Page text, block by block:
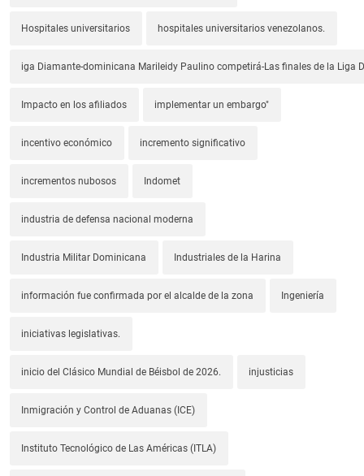
Hospitales universitarios hospitales universitarios venezolanos.
iga Diamante-dominicana Marileidy Paulino competirá-Las finales de la Liga
Impacto en los afiliados implementar un embargo"
incentivo económico incremento significativo
incrementos nubosos Indomet
industria de defensa nacional moderna
Industria Militar Dominicana Industriales de la Harina
información fue confirmada por el alcalde de la zona Ingeniería
iniciativas legislativas.
inicio del Clásico Mundial de Béisbol de 2026. injusticias
Inmigración y Control de Aduanas (ICE)
Instituto Tecnológico de Las Américas (ITLA)